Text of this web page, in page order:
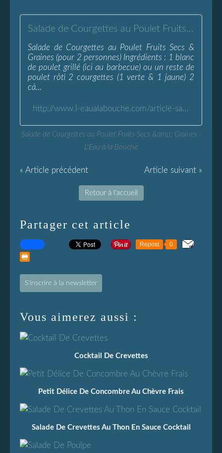
Salade de Courgettes au Poulet Fruits Secs &amp; Graines - L'Eau à la Bouche
Salade de Courgettes au Poulet Fruits Secs &
Graines (pour 2 personnes) Ingrédients : 1 blanc
de poulet grillé (ici au barbecue) ou un reste de
poulet rôti 2 courgettes (1 verte & 1 jaune) 2
cà...
http://www.l-eaualabouche.com/article-salade-de-courgettes-au-poulet-fruits-secs-graines-108023082.html
Salade de Courgettes au Poulet Fruits Secs &amp; Graines -
L'Eau à la Bouche
« Article précédent Article suivant »
Retour à l'accueil
Partager cet article
Repost 0
S'inscrire à la newsletter
Vous aimerez aussi :
Cocktail De Crevettes
Petit Délice De Concombre Au Chèvre Frais
Salade De Crevettes Au Thon En Sauce Cocktail